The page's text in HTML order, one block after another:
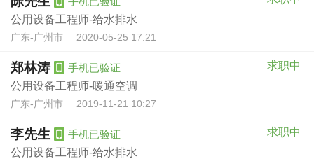
公用设备工程师-给水排水
广东-广州市 2020-05-25 17:21
郑林涛 手机已验证
求职中
公用设备工程师-暖通空调
广东-广州市 2019-11-21 10:27
李先生 手机已验证
求职中
公用设备工程师-给水排水